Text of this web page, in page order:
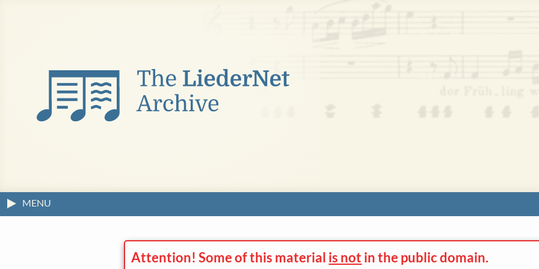
MENU
Attention! Some of this material is not in the public domain.